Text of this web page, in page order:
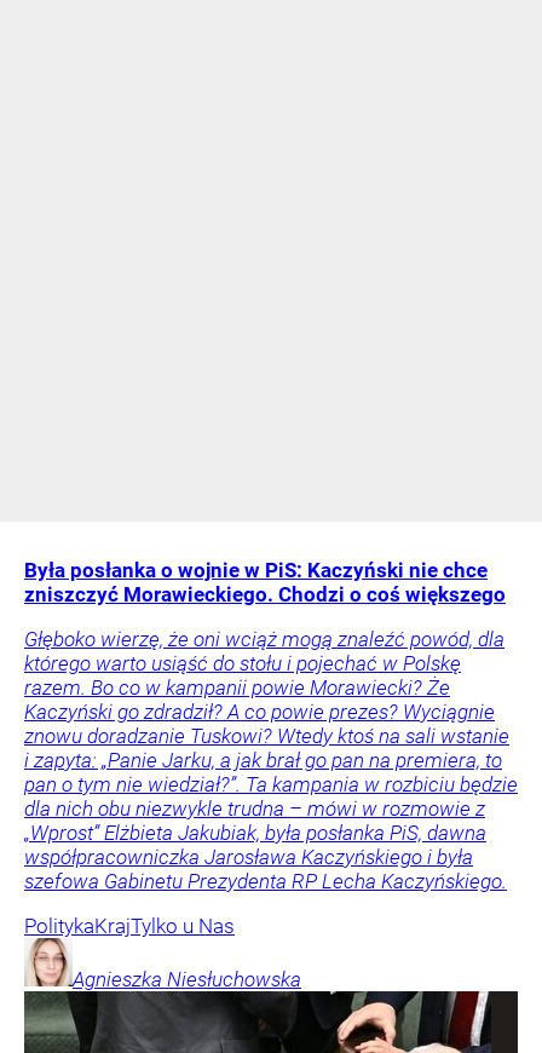
Była posłanka o wojnie w PiS: Kaczyński nie chce
zniszczyć Morawieckiego. Chodzi o coś większego
Głęboko wierzę, że oni wciąż mogą znaleźć powód, dla
którego warto usiąść do stołu i pojechać w Polskę
razem. Bo co w kampanii powie Morawiecki? Że
Kaczyński go zdradził? A co powie prezes? Wyciągnie
znowu doradzanie Tuskowi? Wtedy ktoś na sali wstanie
i zapyta: „Panie Jarku, a jak brał go pan na premiera, to
pan o tym nie wiedział?”. Ta kampania w rozbiciu będzie
dla nich obu niezwykle trudna – mówi w rozmowie z
„Wprost” Elżbieta Jakubiak, była posłanka PiS, dawna
współpracowniczka Jarosława Kaczyńskiego i była
szefowa Gabinetu Prezydenta RP Lecha Kaczyńskiego.
PolitykaKrajTylko u Nas
Agnieszka Niesłuchowska